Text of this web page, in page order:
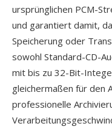
ursprünglichen PCM-
und garantiert damit,
Speicherung oder
sowohl Standard-CD-
mit bis zu 32-Bit-
gleichermaßen für den
professionelle